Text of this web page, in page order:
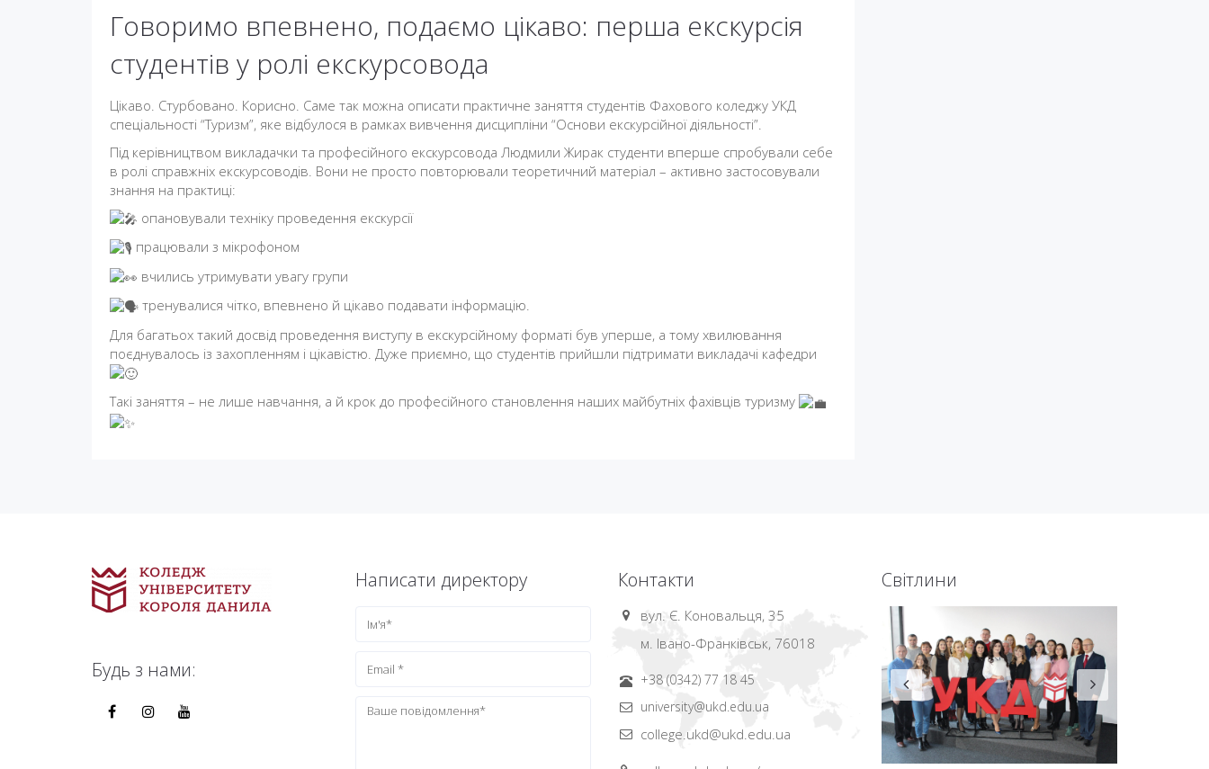
Говоримо впевнено, подаємо цікаво: перша екскурсія
студентів у ролі екскурсовода
Цікаво. Стурбовано. Корисно. Саме так можна описати практичне заняття студентів Фахового коледжу УКД
спеціальності “Туризм”, яке відбулося в рамках вивчення дисципліни “Основи екскурсійної діяльності”.
Під керівництвом викладачки та професійного екскурсовода Людмили Жирак студенти вперше спробували себе
в ролі справжніх екскурсоводів. Вони не просто повторювали теоретичний матеріал – активно застосовували
знання на практиці:
опановували техніку проведення екскурсії
працювали з мікрофоном
вчились утримувати увагу групи
тренувалися чітко, впевнено й цікаво подавати інформацію.
Для багатьох такий досвід проведення виступу в екскурсійному форматі був уперше, а тому хвилювання
поєднувалось із захопленням і цікавістю. Дуже приємно, що студентів прийшли підтримати викладачі кафедри
Такі заняття – не лише навчання, а й крок до професійного становлення наших майбутніх фахівців туризму
Будь з нами:
Написати директору Контакти
вул. Є. Коновальця, 35
м. Івано-Франківськ, 76018
+38 (0342) 77 18 45
university@ukd.edu.ua
college.ukd@ukd.edu.ua
Світлини